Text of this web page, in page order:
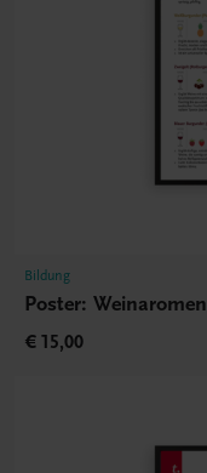
Bildung
Poster: Weinaromen
€ 15,00